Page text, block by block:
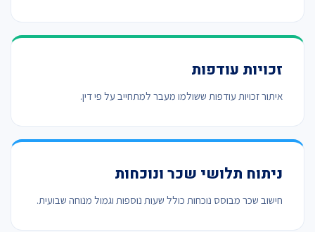
זכויות עודפות
איתור זכויות עודפות ששולמו מעבר למתחייב על פי דין.
ניתוח תלושי שכר ונוכחות
חישוב שכר מבוסס נוכחות כולל שעות נוספות וגמול מנוחה שבועית.